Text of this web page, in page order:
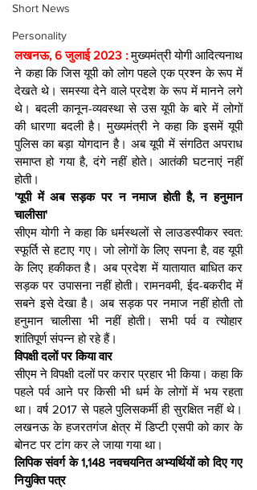
Short News
Personality
लखनऊ, 6 जुलाई 2023 : मुख्‍यमंत्री योगी आद‍ित्‍यनाथ
ने कहा क‍ि जिस यूपी को लोग पहले एक प्रश्न के रूप में
देखते थे। समस्या देने वाले प्रदेश के रूप में मानने लगे
थे। बदली कानून-व्यवस्था से उस यूपी के बारे में लोगों
की धारणा बदली है। मुख्यमंत्री ने कहा क‍ि इसमें यूपी
पुलिस का बड़ा योगदान है। अब यूपी में संगठित अपराध
समाप्त हो गया है, दंगे नहीं होते। आतंकी घटनाएं नहीं
होती।
'यूपी में अब सड़क पर न नमाज होती है, न हनुमान
चालीसा'
सीएम योगी ने कहा क‍ि धर्मस्थलों से लाउडस्पीकर स्वत:
स्फूर्ति से हटाए गए। जो लोगों के लिए सपना है, वह यूपी
के लिए हकीकत है। अब प्रदेश में यातायात बाधित कर
सड़क पर उपासना नहीं होती। रामनवमी, ईद-बकरीद में
सबने इसे देखा है। अब सड़क पर नमाज नहीं होती तो
हनुमान चालीसा भी नहीं होती। सभी पर्व व त्योहार
शांतिपूर्ण संपन्न हो रहे हैं।
व‍िपक्षी दलों पर क‍िया वार
सीएम ने विपक्षी दलों पर करार प्रहार भी किया। कहा कि
पहले पर्व आने पर किसी भी धर्म के लोगों में भय रहता
था। वर्ष 2017 से पहले पुलिसकर्मी ही सुरक्षित नहीं थे।
लखनऊ के हजरतगंज क्षेत्र में डिप्टी एसपी को कार के
बोनट पर टांग कर ले जाया गया था।
लिपिक संवर्ग के 1,148 नवचयनित अभ्यर्थियों को दिए गए
नियुक्ति पत्र